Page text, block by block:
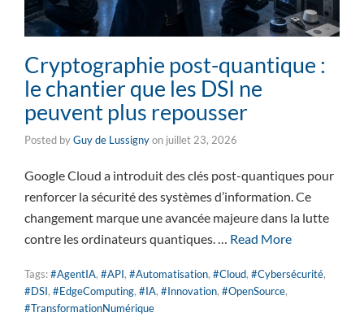
Cryptographie post-quantique :
le chantier que les DSI ne
peuvent plus repousser
Posted byGuy de Lussignyon juillet 23, 2026
Google Cloud a introduit des clés post-quantiques pour
renforcer la sécurité des systèmes d’information. Ce
changement marque une avancée majeure dans la lutte
contre les ordinateurs quantiques. … Read More
Tags:#AgentIA, #API, #Automatisation, #Cloud, #Cybersécurité,
#DSI, #EdgeComputing, #IA, #Innovation, #OpenSource,
#TransformationNumérique